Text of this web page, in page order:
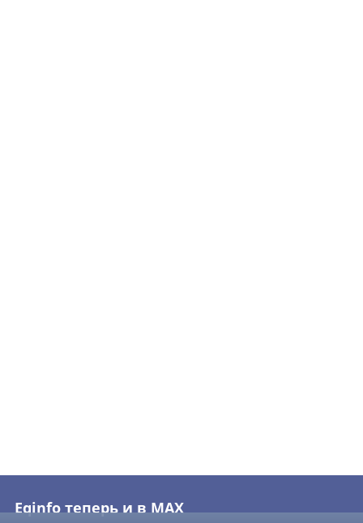
Eqinfo теперь и в MAX